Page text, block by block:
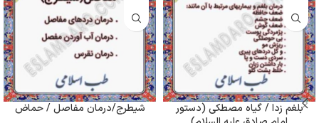
سرطان خون و
تالاسمی و
هموفیلی و
بواسیر و دریچه
قلب و سوراخ
شدن قلب
بلغم زدا / گیاه مصطکی (دستور
شیطرج/درمان مفاصل / حماض